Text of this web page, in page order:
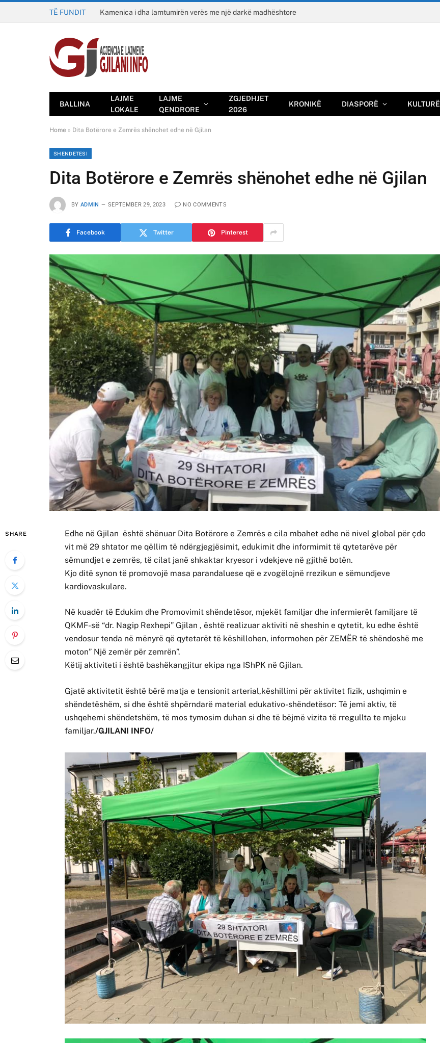
TË FUNDIT Kamenica i dha lamtumirën verës me një darkë madhështore
BALLINA
LAJME
LOKALE
LAJME
QENDRORE
ZGJEDHJET
2026
KRONIKË DIASPORË KULTURË
Home » Dita Botërore e Zemrës shënohet edhe në Gjilan
SHENDETESI
Dita Botërore e Zemrës shënohet edhe në Gjilan
BY ADMIN SEPTEMBER 29, 2023 NO COMMENTS
Facebook Twitter Pinterest
SHARE
Edhe në Gjilan është shënuar Dita Botërore e Zemrës e cila mbahet edhe në nivel global për çdo
vit më 29 shtator me qëllim të ndërgjegjësimit, edukimit dhe informimit të qytetarëve për
sëmundjet e zemrës, të cilat janë shkaktar kryesor i vdekjeve në gjithë botën.
Kjo ditë synon të promovojë masa parandaluese që e zvogëlojnë rrezikun e sëmundjeve
kardiovaskulare.
Në kuadër të Edukim dhe Promovimit shëndetësor, mjekët familjar dhe infermierët familjare të
QKMF-së “dr. Nagip Rexhepi” Gjilan , është realizuar aktiviti në sheshin e qytetit, ku edhe është
vendosur tenda në mënyrë që qytetarët të këshillohen, informohen për ZEMËR të shëndoshë me
moton” Një zemër për zemrën”.
Këtij aktiviteti i është bashëkangjitur ekipa nga IShPK në Gjilan.
Gjatë aktivitetit është bërë matja e tensionit arterial,këshillimi për aktivitet fizik, ushqimin e
shëndetëshëm, si dhe është shpërndarë material edukativo-shëndetësor: Të jemi aktiv, të
ushqehemi shëndetshëm, të mos tymosim duhan si dhe të bëjmë vizita të rregullta te mjeku
familjar./GJILANI INFO/